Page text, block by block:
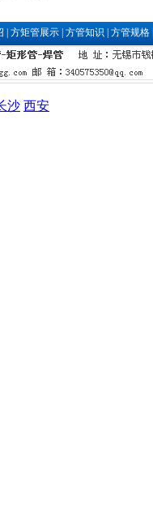
方矩管展示| 方管知识 方管规格
沙 西安